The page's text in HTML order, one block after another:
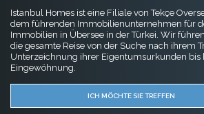
Istanbul Homes ist eine Filiale von Tekçe
dem führenden Immobilienunternehmen für
Immobilien in Übersee in der Türkei. Wir
die gesamte Reise von der Suche nach ihrem
Unterzeichnung ihrer Eigentumsurkunden bis
Eingewöhnung.
ICH MÖCHTE SIE TREFFEN